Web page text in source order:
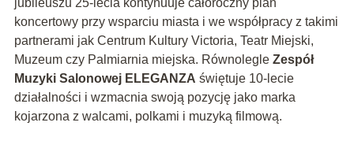
jubileuszu 25-lecia kontynuuje całoroczny plan
koncertowy przy wsparciu miasta i we współpracy z takimi
partnerami jak Centrum Kultury Victoria, Teatr Miejski,
Muzeum czy Palmiarnia miejska. Równolegle Zespół
Muzyki Salonowej ELEGANZA świętuje 10-lecie
działalności i wzmacnia swoją pozycję jako marka
kojarzona z walcami, polkami i muzyką filmową.